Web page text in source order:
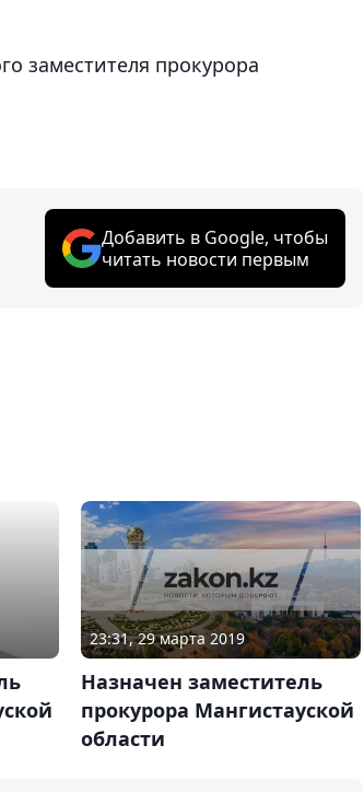
заместителя прокурора
Добавить в Google, чтобы
читать новости первым
23:31, 29 марта 2019
Назначен заместитель
прокурора Мангистауской
области